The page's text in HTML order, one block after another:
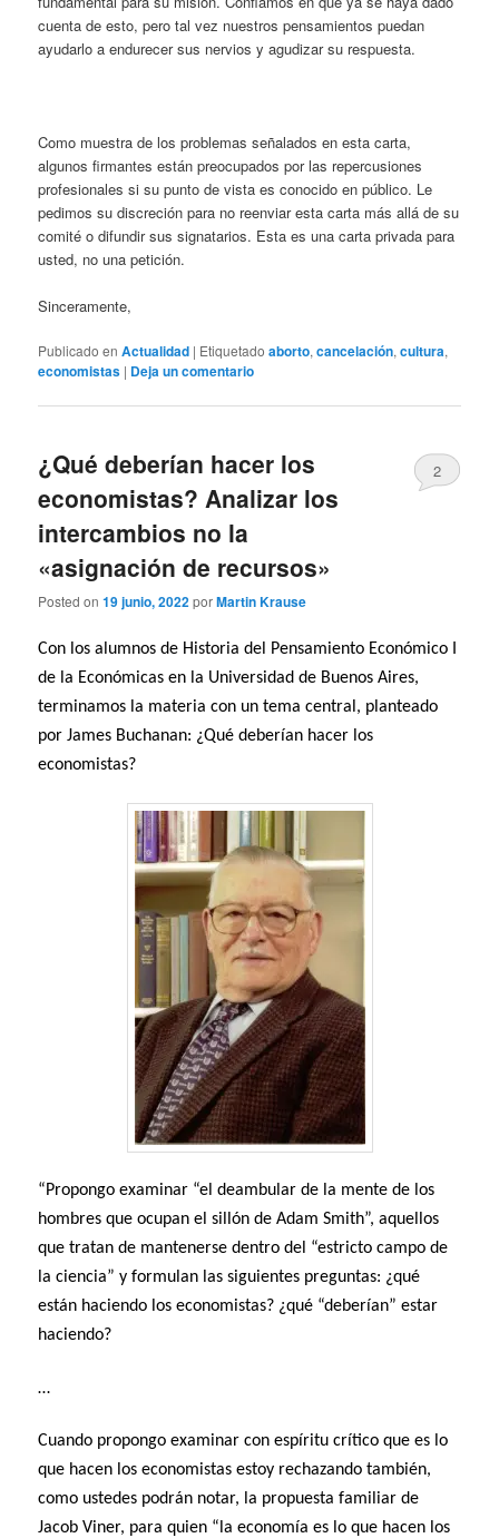
cuenta de esto, pero tal vez nuestros pensamientos puedan
ayudarlo a endurecer sus nervios y agudizar su respuesta.
Como muestra de los problemas señalados en esta carta,
algunos firmantes están preocupados por las repercusiones
profesionales si su punto de vista es conocido en público. Le
pedimos su discreción para no reenviar esta carta más allá de su
comité o difundir sus signatarios. Esta es una carta privada para
usted, no una petición.
Sinceramente,
Publicado en Actualidad | Etiquetado aborto,cancelación,cultura,
economistas | Deja un comentario
¿Qué deberían hacer los
economistas? Analizar los
intercambios no la
«asignación de recursos»
Posted on19 junio, 2022porMartin Krause
2
Con los alumnos de Historia del Pensamiento Económico I
de la Económicas en la Universidad de Buenos Aires,
terminamos la materia con un tema central, planteado
por James Buchanan: ¿Qué deberían hacer los
economistas?
“Propongo examinar “el deambular de la mente de los
hombres que ocupan el sillón de Adam Smith”, aquellos
que tratan de mantenerse dentro del “estricto campo de
la ciencia” y formulan las siguientes preguntas: ¿qué
están haciendo los economistas? ¿qué “deberían” estar
haciendo?
…
Cuando propongo examinar con espíritu crítico que es lo
que hacen los economistas estoy rechazando también,
como ustedes podrán notar, la propuesta familiar de
Jacob Viner, para quien “la economía es lo que hacen los